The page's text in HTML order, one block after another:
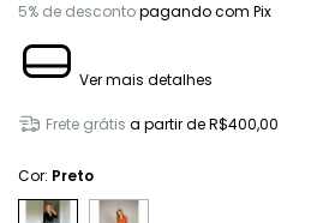
5% de descontopagando com Pix
Ver mais detalhes
Frete grátis a partir deR$400,00
Cor: Preto